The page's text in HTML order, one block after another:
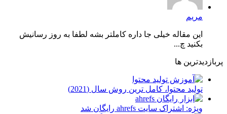
مریم
این مقاله خیلی جا داره کاملتر بشه لطفا به روز رسانیش
بکنید چ...
پربازدیدترین ها
توليد محتوا، کامل ترین روش سال (2021)
ویژه: اشتراک سایت ahrefs رایگان شد